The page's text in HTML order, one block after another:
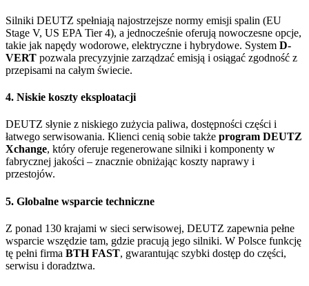
Silniki DEUTZ spełniają najostrzejsze normy emisji spalin (EU
Stage V, US EPA Tier 4), a jednocześnie oferują nowoczesne opcje,
takie jak napędy wodorowe, elektryczne i hybrydowe. System D-
VERT pozwala precyzyjnie zarządzać emisją i osiągać zgodność z
przepisami na całym świecie.
4. Niskie koszty eksploatacji
DEUTZ słynie z niskiego zużycia paliwa, dostępności części i
łatwego serwisowania. Klienci cenią sobie także program DEUTZ
Xchange, który oferuje regenerowane silniki i komponenty w
fabrycznej jakości – znacznie obniżając koszty naprawy i
przestojów.
5. Globalne wsparcie techniczne
Z ponad 130 krajami w sieci serwisowej, DEUTZ zapewnia pełne
wsparcie wszędzie tam, gdzie pracują jego silniki. W Polsce funkcję
tę pełni firma BTH FAST, gwarantując szybki dostęp do części,
serwisu i doradztwa.